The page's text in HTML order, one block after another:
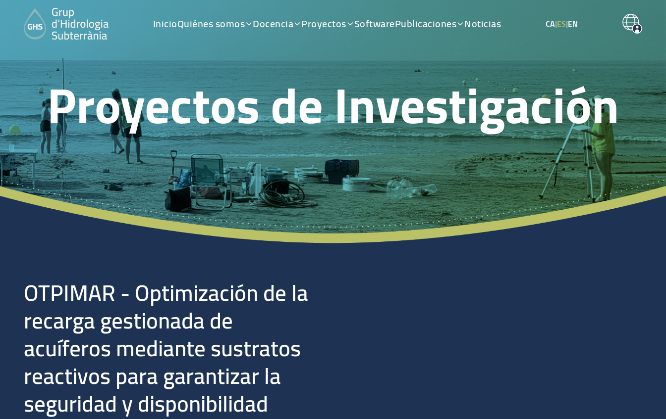
InicioQuiénes somos Docencia Proyectos SoftwarePublicaciones Noticias CA|ES|EN
Proyectos de Investigación
OTPIMAR - Optimización de la
recarga gestionada de
acuíferos mediante sustratos
reactivos para garantizar la
seguridad y disponibilidad